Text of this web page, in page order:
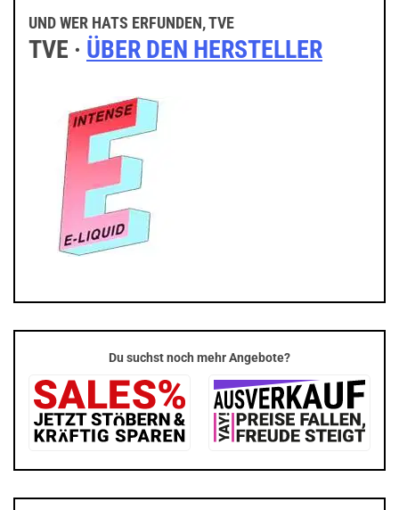
UND WER HATS ERFUNDEN, TVE
TVE · ÜBER DEN HERSTELLER
Du suchst noch mehr Angebote?